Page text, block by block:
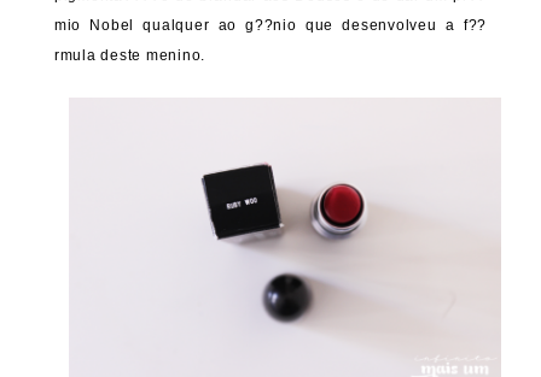
mio Nobel qualquer ao g??nio que desenvolveu a f??
rmula deste menino.